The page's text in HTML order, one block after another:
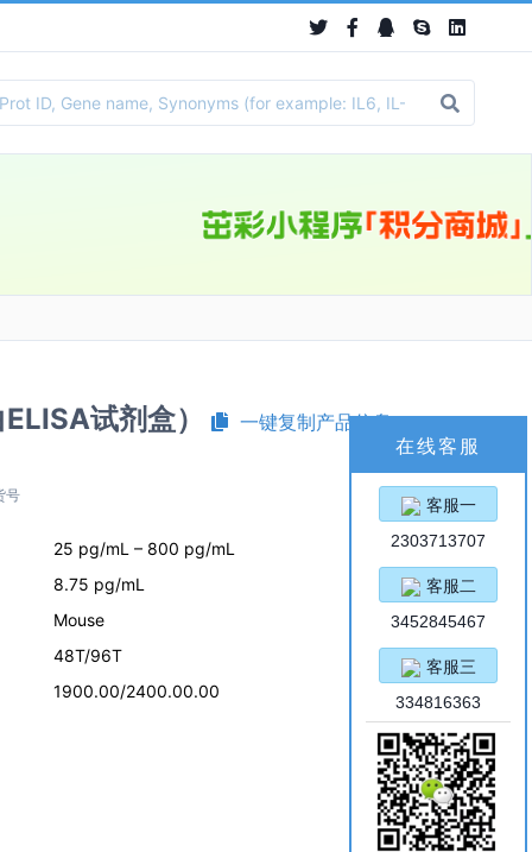
试剂盒） 一键复制产品信息
号
25 pg/mL – 800 pg/mL
8.75 pg/mL
Mouse
48T/96T
1900.00/2400.00.00
在线客服
客服一
2303713707
客服二
3452845467
客服三
334816363